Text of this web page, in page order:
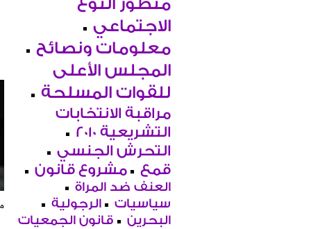
منظور النوع
الاجتماعي
معلومات ونصائح
المجلس الأعلى
للقوات المسلحة
مراقبة الانتخابات
التشريعية 2010
التحرش الجنسي
قمع
مشروع قانون
العنف ضد المراة
سياسيات
الرجولية
البحرين
قانون الجمعيات